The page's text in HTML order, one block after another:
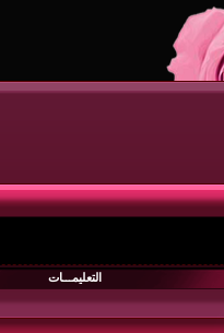
التعليمـــات